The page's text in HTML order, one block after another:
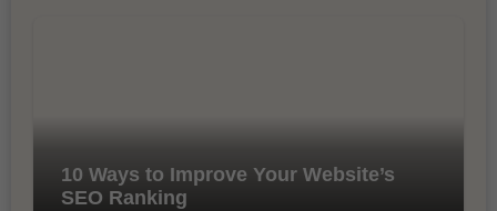
10 Ways to Improve Your Website’s
SEO Ranking